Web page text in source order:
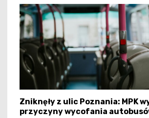
Zniknęły z ulic Poznania: MPK
przyczyny wycofania